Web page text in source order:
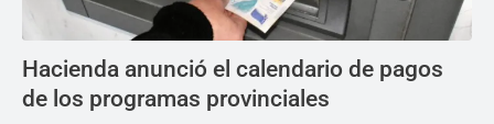
Hacienda anunció el calendario de pagos
de los programas provinciales